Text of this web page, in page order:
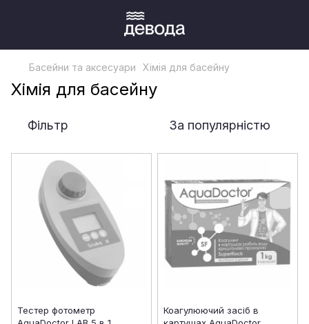
Басейни та аксесуари Хімія для басейну
Хімія для басейну
Фільтр За популярністю
Тестер фотометр
Коагулюючий засіб в